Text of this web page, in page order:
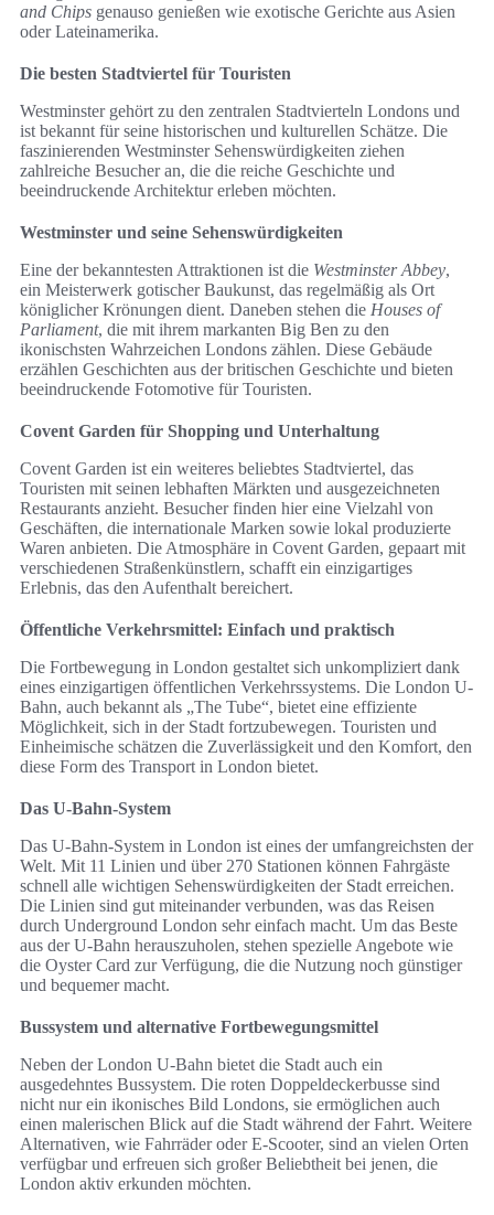
and Chips genauso genießen wie exotische Gerichte aus Asien
oder Lateinamerika.
Die besten Stadtviertel für Touristen
Westminster gehört zu den zentralen Stadtvierteln Londons und
ist bekannt für seine historischen und kulturellen Schätze. Die
faszinierenden Westminster Sehenswürdigkeiten ziehen
zahlreiche Besucher an, die die reiche Geschichte und
beeindruckende Architektur erleben möchten.
Westminster und seine Sehenswürdigkeiten
Eine der bekanntesten Attraktionen ist die Westminster Abbey,
ein Meisterwerk gotischer Baukunst, das regelmäßig als Ort
königlicher Krönungen dient. Daneben stehen die Houses of
Parliament, die mit ihrem markanten Big Ben zu den
ikonischsten Wahrzeichen Londons zählen. Diese Gebäude
erzählen Geschichten aus der britischen Geschichte und bieten
beeindruckende Fotomotive für Touristen.
Covent Garden für Shopping und Unterhaltung
Covent Garden ist ein weiteres beliebtes Stadtviertel, das
Touristen mit seinen lebhaften Märkten und ausgezeichneten
Restaurants anzieht. Besucher finden hier eine Vielzahl von
Geschäften, die internationale Marken sowie lokal produzierte
Waren anbieten. Die Atmosphäre in Covent Garden, gepaart mit
verschiedenen Straßenkünstlern, schafft ein einzigartiges
Erlebnis, das den Aufenthalt bereichert.
Öffentliche Verkehrsmittel: Einfach und praktisch
Die Fortbewegung in London gestaltet sich unkompliziert dank
eines einzigartigen öffentlichen Verkehrssystems. Die London U-
Bahn, auch bekannt als „The Tube“, bietet eine effiziente
Möglichkeit, sich in der Stadt fortzubewegen. Touristen und
Einheimische schätzen die Zuverlässigkeit und den Komfort, den
diese Form des Transport in London bietet.
Das U-Bahn-System
Das U-Bahn-System in London ist eines der umfangreichsten der
Welt. Mit 11 Linien und über 270 Stationen können Fahrgäste
schnell alle wichtigen Sehenswürdigkeiten der Stadt erreichen.
Die Linien sind gut miteinander verbunden, was das Reisen
durch Underground London sehr einfach macht. Um das Beste
aus der U-Bahn herauszuholen, stehen spezielle Angebote wie
die Oyster Card zur Verfügung, die die Nutzung noch günstiger
und bequemer macht.
Bussystem und alternative Fortbewegungsmittel
Neben der London U-Bahn bietet die Stadt auch ein
ausgedehntes Bussystem. Die roten Doppeldeckerbusse sind
nicht nur ein ikonisches Bild Londons, sie ermöglichen auch
einen malerischen Blick auf die Stadt während der Fahrt. Weitere
Alternativen, wie Fahrräder oder E-Scooter, sind an vielen Orten
verfügbar und erfreuen sich großer Beliebtheit bei jenen, die
London aktiv erkunden möchten.